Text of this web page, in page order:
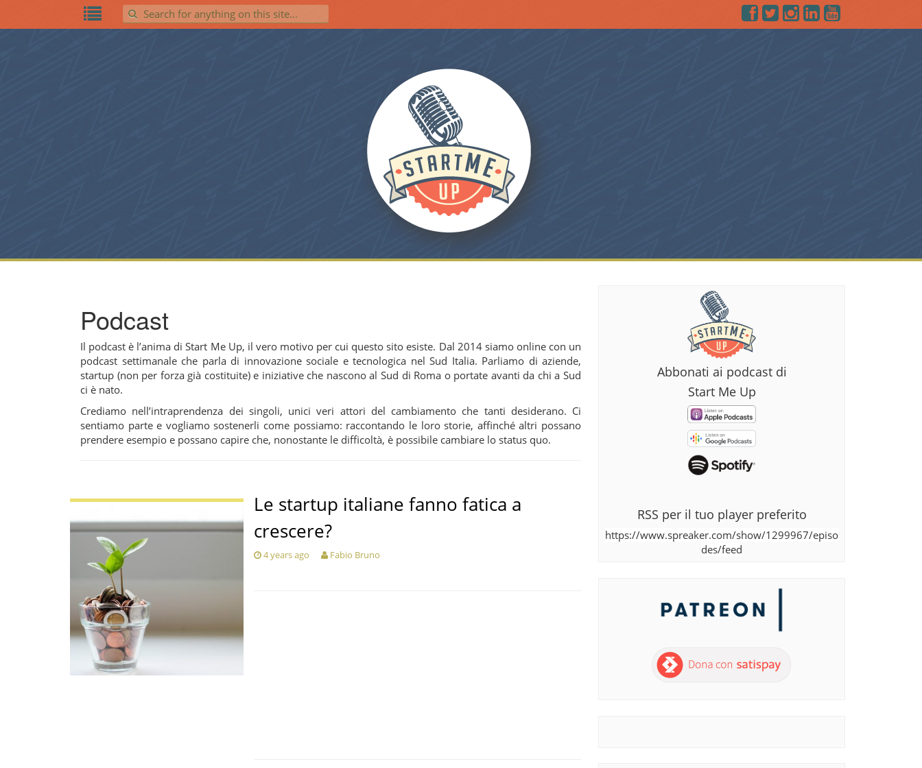
Search for:
Podcast
Il podcast è l’anima di Start Me Up, il vero motivo per cui questo sito esiste. Dal 2014 siamo online con un
podcast settimanale che parla di innovazione sociale e tecnologica nel Sud Italia. Parliamo di aziende,
startup (non per forza già costituite) e iniziative che nascono al Sud di Roma o portate avanti da chi a Sud
ci è nato.
Crediamo nell’intraprendenza dei singoli, unici veri attori del cambiamento che tanti desiderano. Ci
sentiamo parte e vogliamo sostenerli come possiamo: raccontando le loro storie, affinché altri possano
prendere esempio e possano capire che, nonostante le difficoltà, è possibile cambiare lo status quo.
Le startup italiane fanno fatica a
crescere?
4 years ago Fabio Bruno
Abbonati ai podcast di
Start Me Up
RSS per il tuo player preferito
https://www.spreaker.com/show/1299967/episo
des/feed